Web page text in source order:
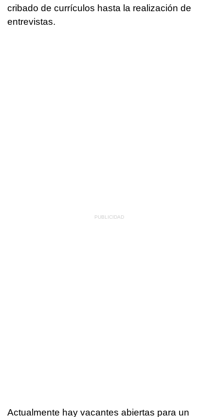
cribado de currículos hasta la realización de
entrevistas.
Actualmente hay vacantes abiertas para un